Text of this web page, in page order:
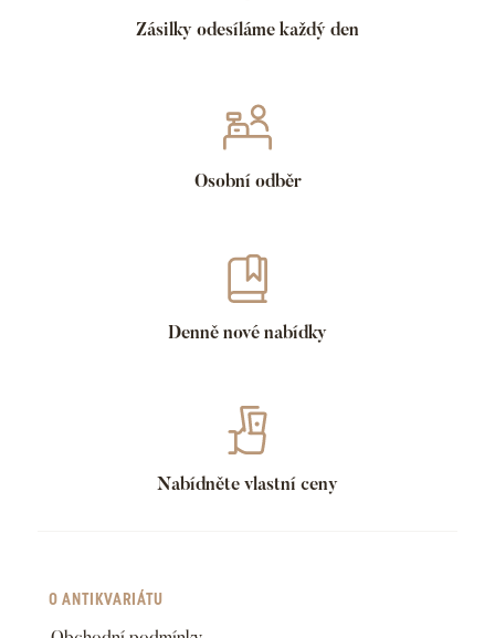
Zásilky odesíláme každý den
Osobní odběr
Denně nové nabídky
Nabídněte vlastní ceny
O ANTIKVARIÁTU